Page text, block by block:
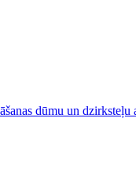
dūmu un dzirksteļu